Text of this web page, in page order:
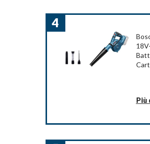
SIAMO
PROFESSIONALE E
Dettagli
4
Più
fori profondi, serbatoio